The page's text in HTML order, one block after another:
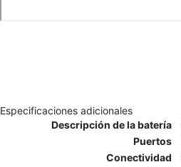
Especificaciones adicionales
Descripción de la batería
Puertos
Conectividad